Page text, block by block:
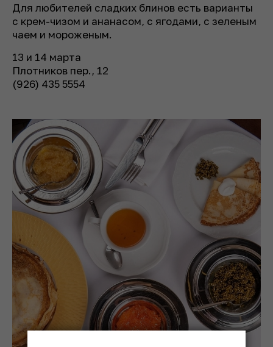
Для любителей сладких блинов есть варианты
с крем-чизом и ананасом, с ягодами, с зеленым
чаем и мороженым.
13 и 14 марта
Плотников пер., 12
(926) 435 5554